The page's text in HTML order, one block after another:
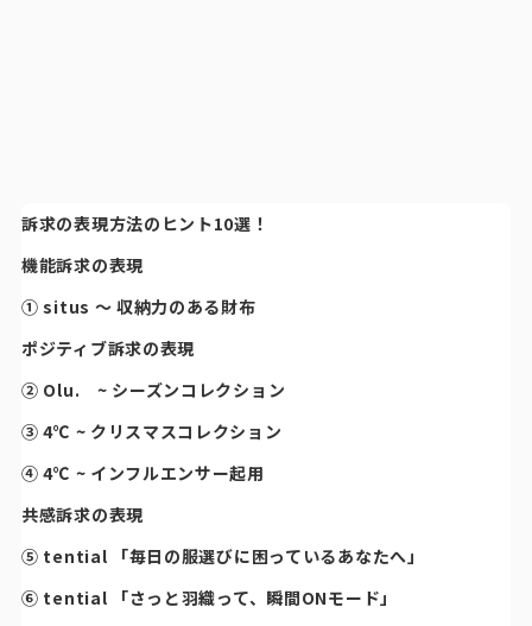
訴求の表現方法のヒント10選！
機能訴求の表現
① situs 〜 収納力のある財布
ポジティブ訴求の表現
② Olu. ~ シーズンコレクション
③ 4℃ ~ クリスマスコレクション
④ 4℃ ~ インフルエンサー起用
共感訴求の表現
⑤ tential 「毎日の服選びに困っているあなたへ」
⑥ tential 「さっと羽織って、瞬間ONモード」